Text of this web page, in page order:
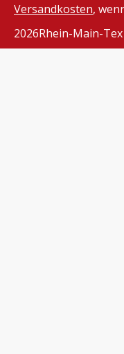
Versandkosten,
2026Rhein-Main-Tex